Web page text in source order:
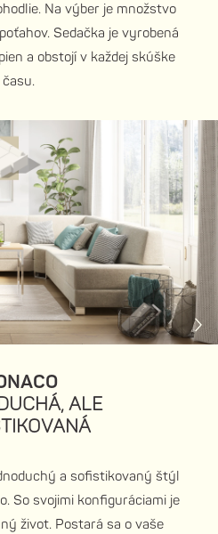
Na výber je množstvo
Sedačka je vyrobená
a obstojí v každej skúške
času.
ALE
a sofistikovaný štýl
So svojimi konfiguráciami je
život. Postará sa o vaše